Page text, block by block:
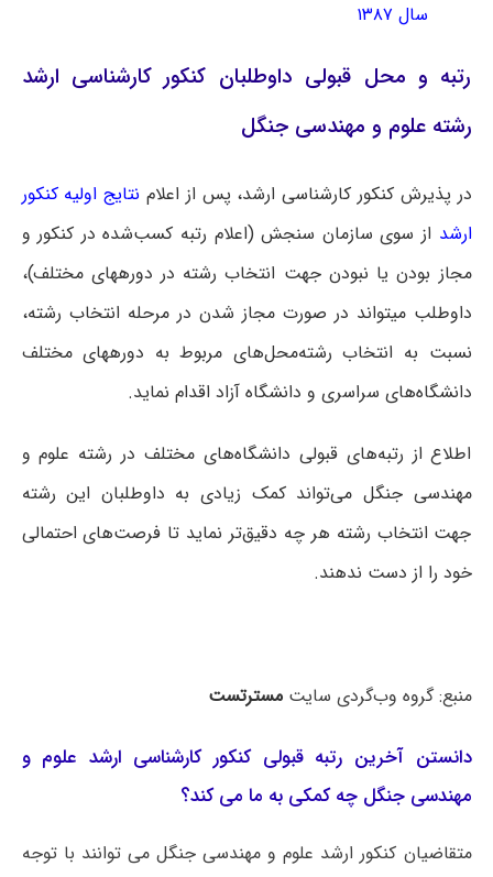
سال ۱۳۸۷
رتبه و محل قبولی داوطلبان کنکور کارشناسی ارشد
رشته علوم و مهندسی جنگل
در پذیرش کنکور کارشناسی ارشد، پس از اعلام نتایج اولیه کنکور
ارشد از سوی سازمان سنجش (اعلام رتبه کسب‌شده در کنکور و
مجاز بودن یا نبودن جهت انتخاب رشته در دوره‎های مختلف)،
داوطلب می‎تواند در صورت مجاز شدن در مرحله انتخاب رشته،
نسبت به انتخاب رشته‌محل‌های مربوط به دوره‎های مختلف
دانشگاه‌های سراسری و دانشگاه آزاد اقدام نماید.
اطلاع از رتبه‌های قبولی دانشگاه‌های مختلف در رشته علوم و
مهندسی جنگل می‌تواند کمک زیادی به داوطلبان این رشته
جهت انتخاب رشته هر چه دقیق‌تر نماید تا فرصت‌های احتمالی
خود را از دست ندهند.
منبع: گروه وب‌گردی سایتمسترتست
دانستن آخرین رتبه قبولی کنکور کارشناسی ارشد علوم و
مهندسی جنگل چه کمکی به ما می کند؟
متقاضیان کنکور ارشد علوم و مهندسی جنگل می توانند با توجه